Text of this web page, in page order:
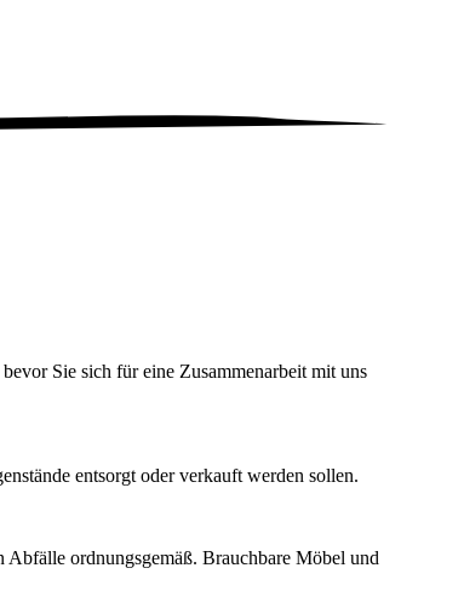
Sie sich für eine Zusammenarbeit mit uns
entsorgt oder verkauft werden sollen.
ordnungsgemäß. Brauchbare Möbel und